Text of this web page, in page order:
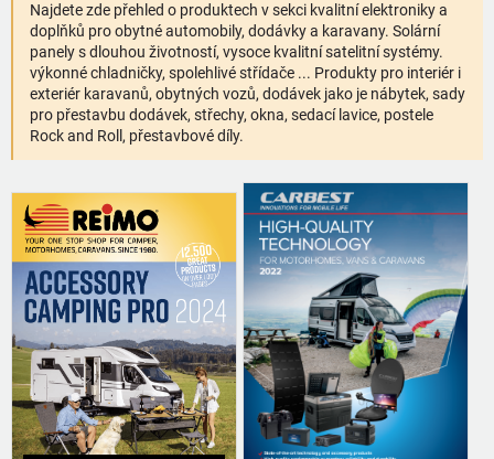
Najdete zde přehled o produktech v sekci kvalitní elektroniky a
doplňků pro obytné automobily, dodávky a karavany. Solární
panely s dlouhou životností, vysoce kvalitní satelitní systémy.
výkonné chladničky, spolehlivé střídače ... Produkty pro interiér i
exteriér karavanů, obytných vozů, dodávek jako je nábytek, sady
pro přestavbu dodávek, střechy, okna, sedací lavice, postele
Rock and Roll, přestavbové díly.